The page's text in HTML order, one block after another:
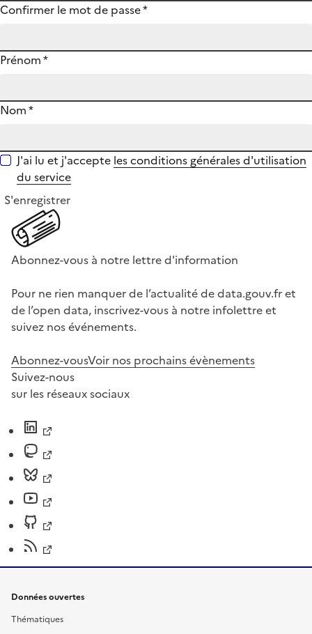
Confirmer le mot de passe*
Prénom*
Nom*
J'ai lu et j'accepte les conditions générales d'utilisation
du service
S'enregistrer
Abonnez-vous à notre lettre d'information
Pour ne rien manquer de l’actualité de data.gouv.fr et
de l’open data, inscrivez-vous à notre infolettre et
suivez nos événements.
Abonnez-vousVoir nos prochains évènements
Suivez-nous
sur les réseaux sociaux
Données ouvertes
Thématiques